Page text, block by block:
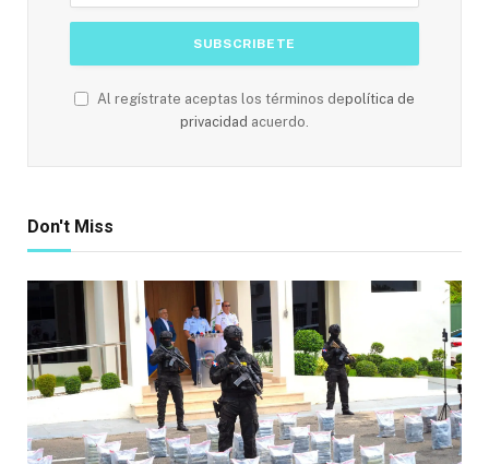
Al regístrate aceptas los términos depolítica de
privacidad acuerdo.
Don't Miss